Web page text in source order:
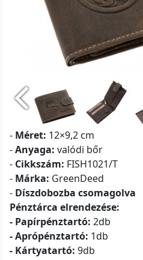
- Méret: 12×9,2 cm
-Anyaga: valódi bőr
- Cikkszám: FISH1021/T
- Márka: GreenDeed
- Díszdobozba csomagolva
Pénztárca elrendezése:
- Papírpénztartó: 2db
- Aprópénztartó: 1db
- Kártyatartó: 9db